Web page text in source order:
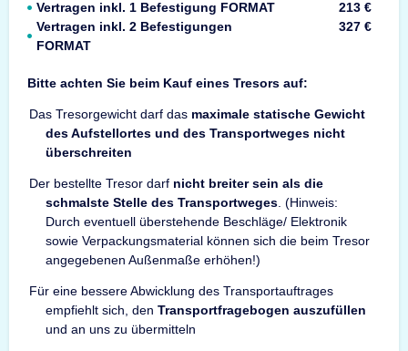
Vertragen inkl. 1 Befestigung FORMAT
213 €
Vertragen inkl. 2 Befestigungen
FORMAT
327 €
Bitte achten Sie beim Kauf eines Tresors auf:
Das Tresorgewicht darf das maximale statische Gewicht
des Aufstellortes und des Transportweges nicht
überschreiten
Der bestellte Tresor darf nicht breiter sein als die
schmalste Stelle des Transportweges . (Hinweis:
Durch eventuell überstehende Beschläge/ Elektronik
sowie Verpackungsmaterial können sich die beim Tresor
angegebenen Außenmaße erhöhen!)
Für eine bessere Abwicklung des Transportauftrages
empfiehlt sich, den Transportfragebogen auszufüllen
und an uns zu übermitteln